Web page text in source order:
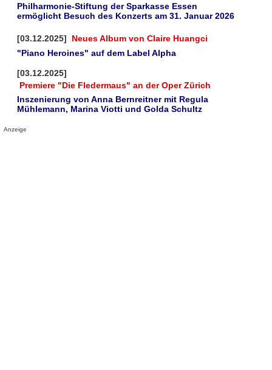
Philharmonie-Stiftung der Sparkasse Essen
ermöglicht Besuch des Konzerts am 31. Januar 2026
[03.12.2025]
Neues Album von Claire Huangci
"Piano Heroines" auf dem Label Alpha
[03.12.2025]
Premiere "Die Fledermaus" an der Oper Zürich
Inszenierung von Anna Bernreitner mit Regula
Mühlemann, Marina Viotti und Golda Schultz
Anzeige